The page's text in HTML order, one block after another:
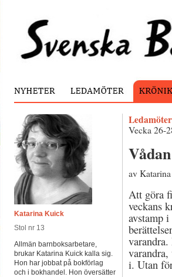
Katarina Kuick
Stol nr 13
Allmän barnboksarbetare,
brukar Katarina Kuick kalla sig.
Hon har jobbat på bokförlag
och i bokhandel. Hon översätter
Vecka 26-
av
Att göra
veckans
avstamp
i. Utan